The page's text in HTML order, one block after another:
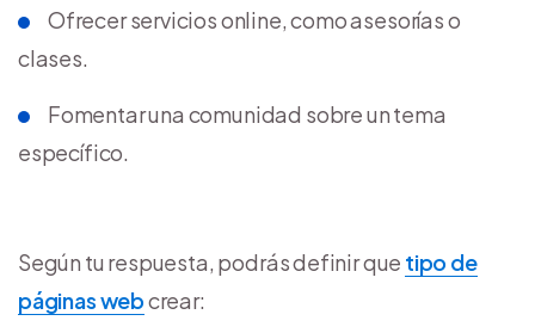
Ofrecer servicios online, como asesorías o
clases.
Fomentar una comunidad sobre un tema
específico.
Según tu respuesta, podrás definir que tipo de
páginas webcrear: